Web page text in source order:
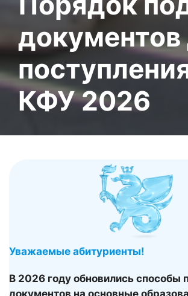
документов
КФУ 2026
Уважаемые абитуриенты!
В 2026 году обновились способы
документов на основные